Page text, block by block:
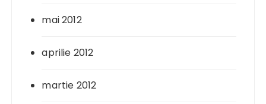
mai 2012
aprilie 2012
martie 2012